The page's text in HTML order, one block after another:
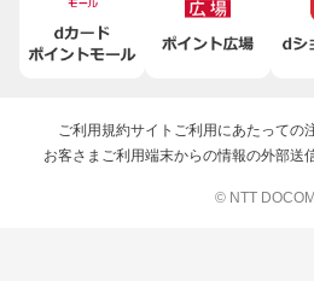
ご利用規約サイトご利用にあたっての
お客さまご利用端末からの情報の外部送
© NTT